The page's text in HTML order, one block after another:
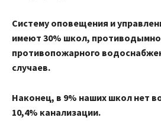
Систему оповещения и
имеют 30% школ,
противопожарного
случаев.
Наконец, в 9% наших школ нет
10,4% канализации.